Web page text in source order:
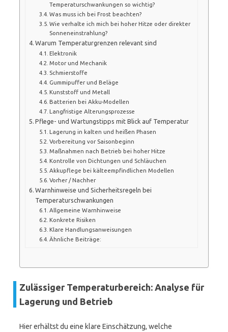
Temperaturschwankungen so wichtig?
Was muss ich bei Frost beachten?
Wie verhalte ich mich bei hoher Hitze oder direkter
Sonneneinstrahlung?
Warum Temperaturgrenzen relevant sind
Elektronik
Motor und Mechanik
Schmierstoffe
Gummipuffer und Beläge
Kunststoff und Metall
Batterien bei Akku-Modellen
Langfristige Alterungsprozesse
Pflege- und Wartungstipps mit Blick auf Temperatur
Lagerung in kalten und heißen Phasen
Vorbereitung vor Saisonbeginn
Maßnahmen nach Betrieb bei hoher Hitze
Kontrolle von Dichtungen und Schläuchen
Akkupflege bei kälteempfindlichen Modellen
Vorher / Nachher
Warnhinweise und Sicherheitsregeln bei
Temperaturschwankungen
Allgemeine Warnhinweise
Konkrete Risiken
Klare Handlungsanweisungen
Ähnliche Beiträge:
Zulässiger Temperaturbereich: Analyse für
Lagerung und Betrieb
Hier erhältst du eine klare Einschätzung, welche